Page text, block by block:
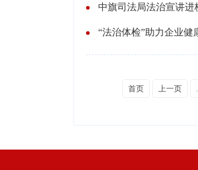
中旗司法局法治宣讲进
“法治体检”助力企业健
首页 上一页